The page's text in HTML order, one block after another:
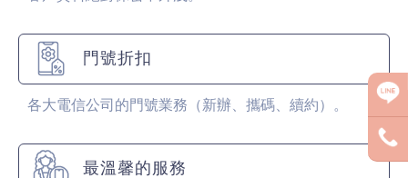
門號折扣
各大電信公司的門號業務（新辦、攜碼、續約）。
最溫馨的服務